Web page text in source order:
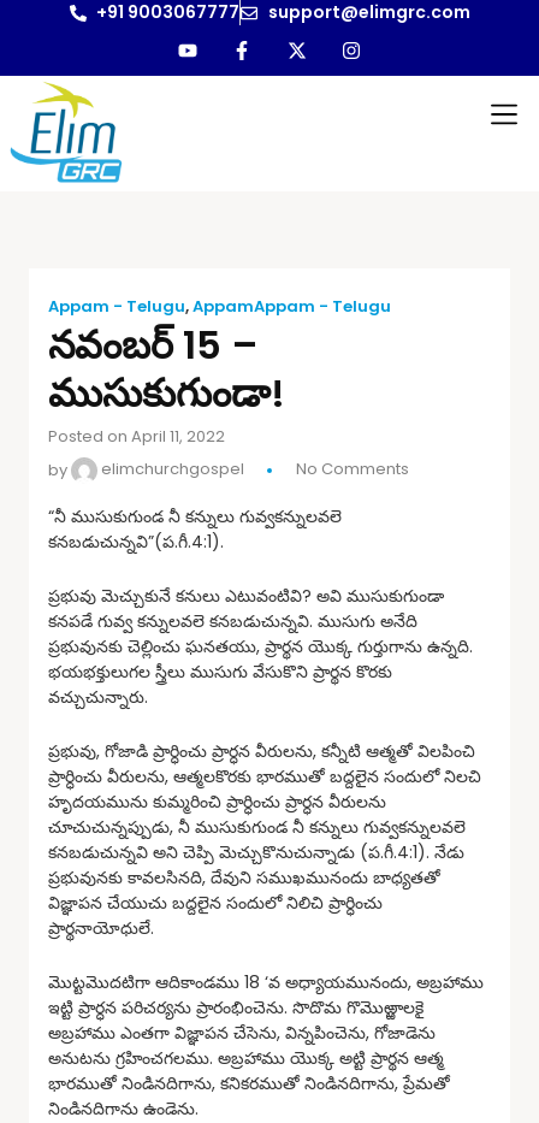
+91 9003067777 support@elimgrc.com
Appam - Telugu,AppamAppam - Telugu
నవంబర్ 15 –
ముసుకుగుండా!
Posted on April 11, 2022
by
elimchurchgospel No Comments
“నీ ముసుకుగుండ నీ కన్నులు గువ్వకన్నులవలె
కనబడుచున్నవి”(ప.గీ.4:1).
ప్రభువు మెచ్చుకునే కనులు ఎటువంటివి? అవి ముసుకుగుండా
కనపడే గువ్వ కన్నులవలె కనబడుచున్నవి. ముసుగు అనేది
ప్రభువునకు చెల్లించు ఘనతయు, ప్రార్థన యొక్క గుర్తుగాను ఉన్నది.
భయభక్తులుగల స్త్రీలు ముసుగు వేసుకొని ప్రార్థన కొరకు
వచ్చుచున్నారు.
ప్రభువు, గోజాడి ప్రార్ధించు ప్రార్ధన వీరులను, కన్నీటి ఆత్మతో విలపించి
ప్రార్ధించు వీరులను, ఆత్మలకొరకు భారముతో బద్దలైన సందులో నిలచి
హృదయమును కుమ్మరించి ప్రార్ధించు ప్రార్ధన వీరులను
చూచుచున్నప్పుడు, నీ ముసుకుగుండ నీ కన్నులు గువ్వకన్నులవలె
కనబడుచున్నవి అని చెప్పి మెచ్చుకొనుచున్నాడు (ప.గీ.4:1). నేడు
ప్రభువునకు కావలసినది, దేవుని సముఖమునందు బాధ్యతతో
విజ్ఞాపన చేయుచు బద్దలైన సందులో నిలిచి ప్రార్ధించు
ప్రార్థనాయోధులే.
మొట్టమొదటిగా ఆదికాండము 18 ‘వ అధ్యాయమునందు, అబ్రహాము
ఇట్టి ప్రార్ధన పరిచర్యను ప్రారంభించెను. సొదొమ గొమొఱ్ఱాలకై
అబ్రహాము ఎంతగా విజ్ఞాపన చేసెను, విన్నపించెను, గోజాడెను
అనుటను గ్రహించగలము. అబ్రహాము యొక్క అట్టి ప్రార్థన ఆత్మ
భారముతో నిండినదిగాను, కనికరముతో నిండినదిగాను, ప్రేమతో
నిండినదిగాను ఉండెను.